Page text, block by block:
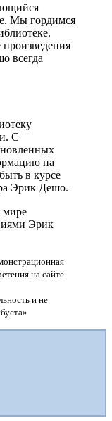
Мы гордимся
всегда
С
на
в курсе
Эрик Дешо.
мире
Эрик
на сайте
и не